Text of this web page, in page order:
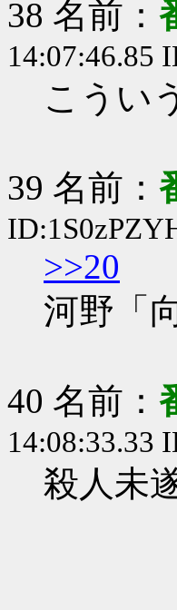
38 名前：
14:07:46.85
こうい
39 名前：
>>20
河野「
40 名前：
14:08:33.33
殺人未